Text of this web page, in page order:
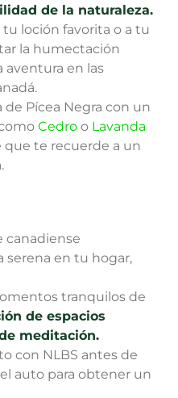
de la naturaleza.
tu loción favorita o a tu
la humectación
aventura en las
Pícea Negra con un
Cedro o Lavanda
que te recuerde a un
canadiense
serena en tu hogar,
tranquilos de
de espacios
meditación.
con NLBS antes de
auto para obtener un